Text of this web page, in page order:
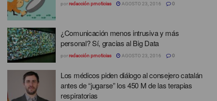
porredacción prnoticias AGOSTO 23, 2016 0
¿Comunicación menos intrusiva y más
personal? Sí, gracias al Big Data
porredacción prnoticias AGOSTO 23, 2016 0
Los médicos piden diálogo al consejero catalán
antes de “jugarse” los 450 M de las terapias
respiratorias